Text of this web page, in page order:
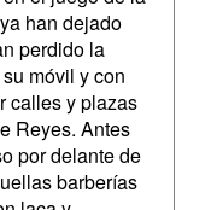
han dejado
perdido la
móvil y con
calles y plazas
Reyes. Antes
por delante de
barberías